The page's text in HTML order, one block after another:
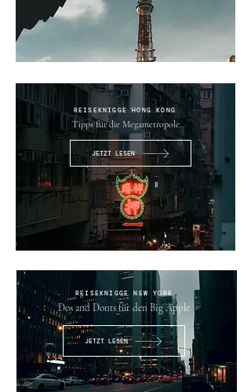
Tipps für die Megametropole.
REISEKNIGGE HONG KONG
JETZT LESEN
REISEKNIGGE NEW YORK
Dos and Donts für den BigApple
JETZT LESEN